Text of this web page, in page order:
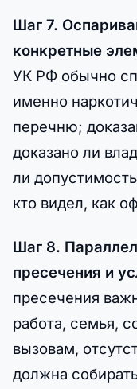
Шаг 7.
конкретные
УК РФ обычно
именно
перечню;
доказано ли
ли
кто видел, как
Шаг 8.
пресечения и
пресечения
работа, семья,
вызовам,
должна